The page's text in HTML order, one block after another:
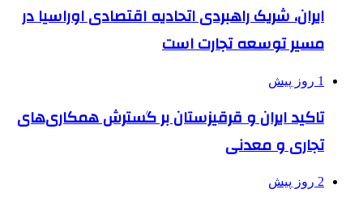
ایران، شریک راهبردی اتحادیه اقتصادی اوراسیا در
مسیر توسعه تجارت است
1 روز پیش
تاکید ایران و قرقیزستان بر گسترش همکاری‌های
تجاری و معدنی
2 روز پیش